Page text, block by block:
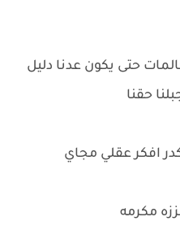
حتى يكون عدنا دليل
حقنا
افكر عقلي مجاي
مكرمه